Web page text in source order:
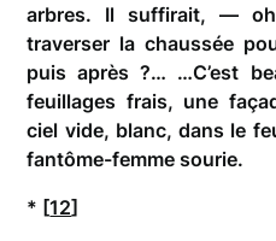
arbres. Il suffirait, —
traverser la chaussée
puis après ?… …C’est
feuillages frais, une
ciel vide, blanc, dans le
fantôme-femme sourie.
* [12]